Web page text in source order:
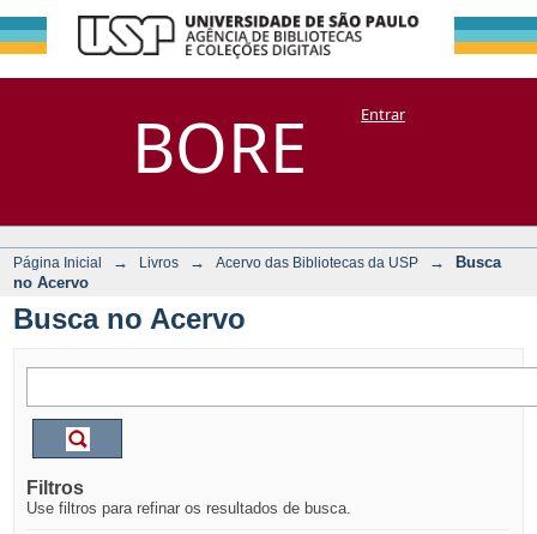
BORE
Busca no Acervo
DSpace/Manakin + CoriscoEntrar
Página Inicial → Livros → Acervo das Bibliotecas da USP →
Busca
no Acervo
Busca no Acervo
Filtros
Use filtros para refinar os resultados de busca.